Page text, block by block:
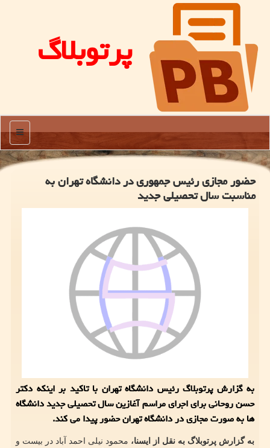
پرتوبلاگ
منو
حضور مجازی رئیس جمهوری در دانشگاه تهران به
مناسبت سال تحصیلی جدید
به گزارش پرتوبلاگ رئیس دانشگاه تهران با تاكید بر اینكه دكتر
حسن روحانی برای اجرای مراسم آغازین سال تحصیلی جدید دانشگاه
ها به صورت مجازی در دانشگاه تهران حضور پیدا می كند.
به گزارش پرتوبلاگ به نقل از ایسنا، محمود نیلی احمد آباد در بیست و